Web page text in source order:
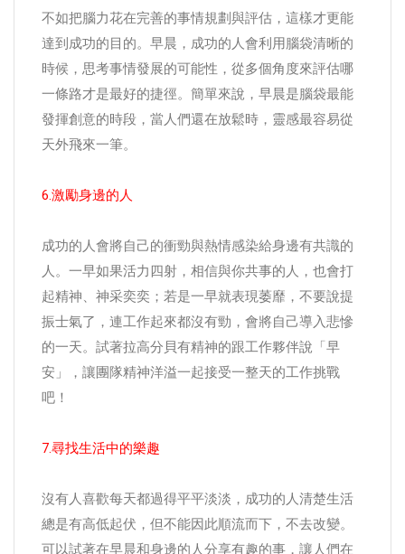
不如把腦力花在完善的事情規劃與評估，這樣才更能
達到成功的目的。早晨，成功的人會利用腦袋清晰的
時候，思考事情發展的可能性，從多個角度來評估哪
一條路才是最好的捷徑。簡單來說，早晨是腦袋最能
發揮創意的時段，當人們還在放鬆時，靈感最容易從
天外飛來一筆。
6.激勵身邊的人
成功的人會將自己的衝勁與熱情感染給身邊有共識的
人。一早如果活力四射，相信與你共事的人，也會打
起精神、神采奕奕；若是一早就表現萎靡，不要說提
振士氣了，連工作起來都沒有勁，會將自己導入悲慘
的一天。試著拉高分貝有精神的跟工作夥伴說「早
安」，讓團隊精神洋溢一起接受一整天的工作挑戰
吧！
7.尋找生活中的樂趣
沒有人喜歡每天都過得平平淡淡，成功的人清楚生活
總是有高低起伏，但不能因此順流而下，不去改變。
可以試著在早晨和身邊的人分享有趣的事，讓人們在